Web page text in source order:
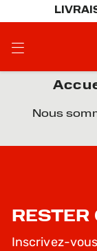
Nous
RESTER
Inscrivez-